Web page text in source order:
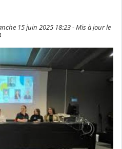
15 juin 2025 18:23 - Mis à jour le